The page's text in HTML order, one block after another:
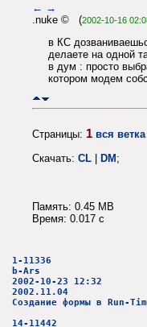
← →
.nuke © (2002-10-16
в КС
делаете на одной
в дум : просто
котором модем
Страницы: 1 вся ветка
Скачать: CL | DM;
Память: 0.45 MB
Время: 0.017 c
1-11336
b-Ars
2002-10-23 12:32
2002.11.04
Создание формы в Run-
14-11442